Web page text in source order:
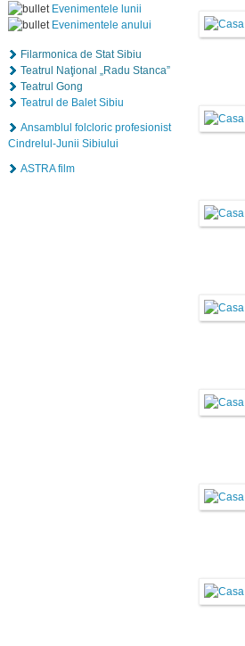
Evenimentele lunii
Evenimentele anului
Filarmonica de Stat Sibiu
Teatrul Naţional „Radu Stanca”
Teatrul Gong
Teatrul de Balet Sibiu
Ansamblul folcloric profesionist
Cindrelul-Junii Sibiului
ASTRA film